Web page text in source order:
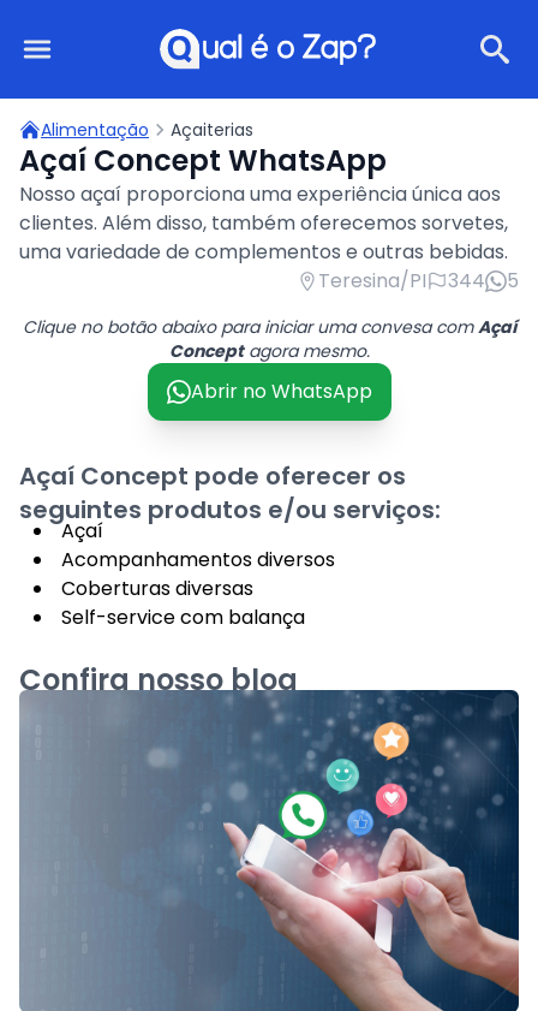
Qual é o Zap?
Alimentação Açaiterias
Açaí Concept WhatsApp
Nosso açaí proporciona uma experiência única aos
clientes. Além disso, também oferecemos sorvetes,
uma variedade de complementos e outras bebidas.
Teresina/PI
344 5
Clique no botão abaixo para iniciar uma convesa comAçaí
Conceptagora mesmo.
Abrir no WhatsApp
Açaí Concept pode oferecer os
seguintes produtos e/ou serviços:
Açaí
Acompanhamentos diversos
Coberturas diversas
Self-service com balança
Confira nosso blog